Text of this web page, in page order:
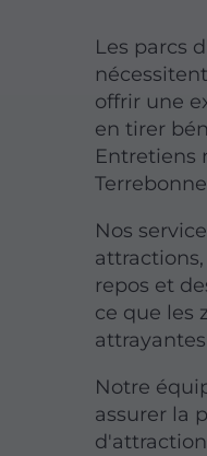
Les parcs
offrir une
en tirer
Entretiens
Nos
repos et
ce que les
Notre
assurer la